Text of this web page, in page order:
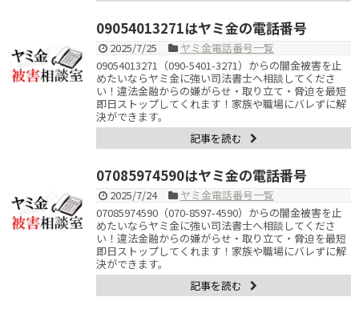
09054013271はヤミ金の電話番号
2025/7/25
ヤミ金電話番号一覧
09054013271（090-5401-3271）からの闇金被害を止
めたいならヤミ金に強い司法書士へ相談してくださ
い！違法金融からの嫌がらせ・取り立て・脅迫を最短
即日ストップしてくれます！家族や職場にバレずに解
決ができます。
記事を読む
07085974590はヤミ金の電話番号
2025/7/24
ヤミ金電話番号一覧
07085974590（070-8597-4590）からの闇金被害を止
めたいならヤミ金に強い司法書士へ相談してくださ
い！違法金融からの嫌がらせ・取り立て・脅迫を最短
即日ストップしてくれます！家族や職場にバレずに解
決ができます。
記事を読む